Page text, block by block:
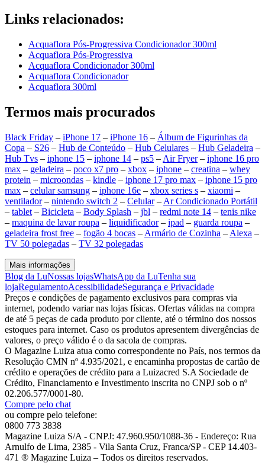
Links relacionados:
Acquaflora Pós-Progressiva Condicionador 300ml
Acquaflora Pós-Progressiva
Acquaflora Condicionador 300ml
Acquaflora Condicionador
Acquaflora 300ml
Termos mais procurados
Black Friday – iPhone 17 – iPhone 16 – Álbum de Figurinhas da
Copa – S26 – Hub de Conteúdo – Hub Celulares – Hub Geladeira –
Hub Tvs – iphone 15 – iphone 14 – ps5 – Air Fryer– iphone 16 pro
max – geladeira – poco x7 pro – xbox – iphone – creatina – whey
protein – microondas – kindle – iphone 17 pro max – iphone 15 pro
max – celular samsung – iphone 16e – xbox series s – xiaomi –
ventilador– nintendo switch 2 – Celular– Ar Condicionado Portátil
– tablet – Bicicleta – Body Splash – jbl – redmi note 14 – tenis nike
– maquina de lavar roupa – liquidificador– ipad – guarda roupa –
geladeira frost free – fogão 4 bocas – Armário de Cozinha – Alexa –
TV 50 polegadas – TV 32 polegadas
Mais informações
Blog da LuNossas lojasWhatsApp da LuTenha sua
lojaRegulamentoAcessibilidadeSegurança e Privacidade
Preços e condições de pagamento exclusivos para compras via
internet, podendo variar nas lojas físicas. Ofertas válidas na compra
de até 5 peças de cada produto por cliente, até o término dos nossos
estoques para internet. Caso os produtos apresentem divergências de
valores, o preço válido é o da sacola de compras.
O Magazine Luiza atua como correspondente no País, nos termos da
Resolução CMN nº 4.935/2021, e encaminha propostas de cartão de
crédito e operações de crédito para a Luizacred S.A Sociedade de
Crédito, Financiamento e Investimento inscrita no CNPJ sob o nº
02.206.577/0001-80.
Compre pelo chat
ou compre pelo telefone:
0800 773 3838
Magazine Luiza S/A - CNPJ: 47.960.950/1088-36 - Endereço: Rua
Arnulfo de Lima, 2385 - Vila Santa Cruz, Franca/SP - CEP 14.403-
471 ® Magazine Luiza – Todos os direitos reservados.